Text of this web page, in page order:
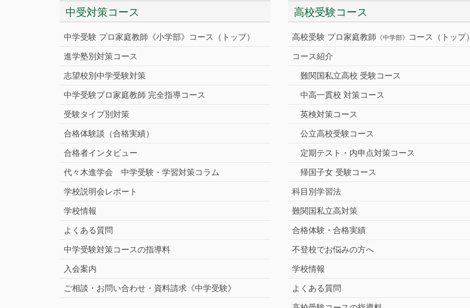
中受対策コース
中学受験 プロ家庭教師《小学部》 コース （トップ）
進学塾別対策コース
志望校別中学受験対策
中学受験プロ家庭教師 完全指導コース
受験タイプ別対策
合格体験談（合格実績）
合格者インタビュー
代々木進学会 中学受験・学習対策コラム
学校説明会レポート
学校情報
よくある質問
中学受験対策コースの指導料
入会案内
ご相談・お問い合わせ・資料請求《中学受験》
高校受験コース
高校受験 プロ家庭教師 《中学部》 コース（トップ）
コース紹介
難関国私立高校 受験コース
中高一貫校 対策コース
英検対策コース
公立高校受験コース
定期テスト・内申点対策コース
帰国子女 受験コース
科目別学習法
難関国私立高対策
合格体験・合格実績
不登校でお悩みの方へ
学校情報
よくある質問